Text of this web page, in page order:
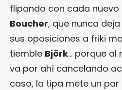
flipando con cada nuevo
Boucher, que nunca
sus oposiciones a friki
tiemble Björk… porque al
va por ahí cancelando
caso, la tipa mete un par